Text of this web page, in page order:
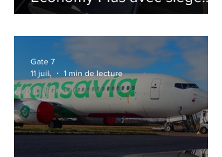
central neutralisé
Gate 7
11 juil.
1 min de lecture